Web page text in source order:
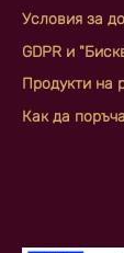
Условия за
GDPR и
Продукти на
Как да